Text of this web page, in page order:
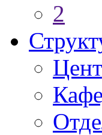
2